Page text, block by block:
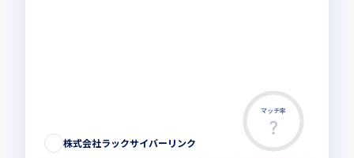
マッチ率
株式会社ラックサイバーリンク